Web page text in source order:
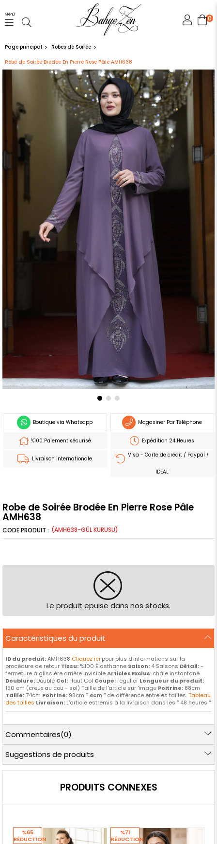
0
Menü
Page principal Robes de Soirée
Robe de Soirée Brodée En Pierre Rose Pâle AMH638
Boutique via Whatsapp Magasiner Par Téléphone
%100 Paiement sécurisé Expédition 24 Heures
Livraison internationale
Visa - Carte de crédit / Paypal /
IDEAL
Robe de Soirée Brodée En Pierre Rose Pâle
AMH638
(AMH638-GÜL KURUSU)
Le produit epuise dans nos stocks.
Caractéristiques du produit
ID du produit:AMH638 Cliquez ici pour plus d'informations sur la
procédure de retour Tissu: %100 Élasthanne Saison: 4 Saisons Détail:-
fermeture à glissière arrière invisibleArticles Exclus: châle instantané
Doublure: Doublé Col: Haut Col Coupe: régulier Longueur du produit:
150 cm (creux au cou - sol) Taille de l'article sur 'image Poitrine: 88cm
Taille:74cm Poitrine: 98cm '' 4cm '' de différence entreles tailles.Tableau
des tailles Livraison: L'article estremis à la livraison dans les '' 48 heures ''
Commentaires(0)
Suggestions de produits
PRODUITS CONNEXES
%65
RÉDUCTION
%71
RÉDUCTION